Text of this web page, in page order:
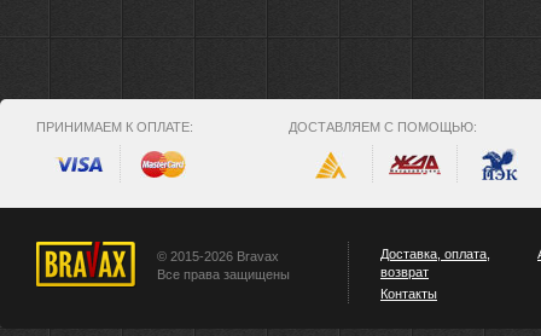
ПРИНИМАЕМ К ОПЛАТЕ: ДОСТАВЛЯЕМ С ПОМОЩЬЮ:
© 2015-2026 Bravax
Все права защищены
Доставка, оплата,
возврат
Контакты